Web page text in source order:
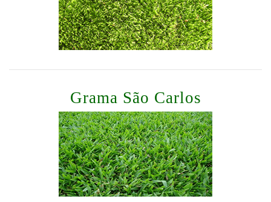
Grama São Carlos